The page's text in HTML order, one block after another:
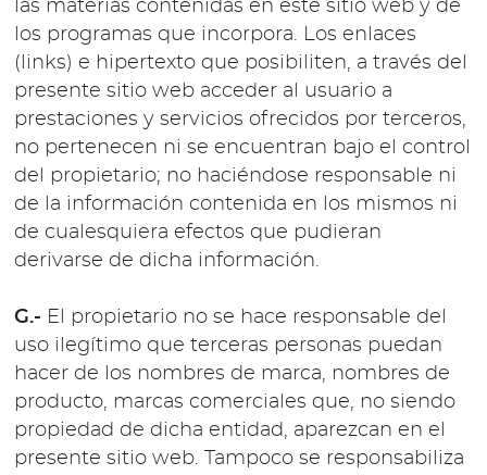
las materias contenidas en este sitio web y de
los programas que incorpora. Los enlaces
(links) e hipertexto que posibiliten, a través del
presente sitio web acceder al usuario a
prestaciones y servicios ofrecidos por terceros,
no pertenecen ni se encuentran bajo el control
del propietario; no haciéndose responsable ni
de la información contenida en los mismos ni
de cualesquiera efectos que pudieran
derivarse de dicha información.
G.- El propietario no se hace responsable del
uso ilegítimo que terceras personas puedan
hacer de los nombres de marca, nombres de
producto, marcas comerciales que, no siendo
propiedad de dicha entidad, aparezcan en el
presente sitio web. Tampoco se responsabiliza